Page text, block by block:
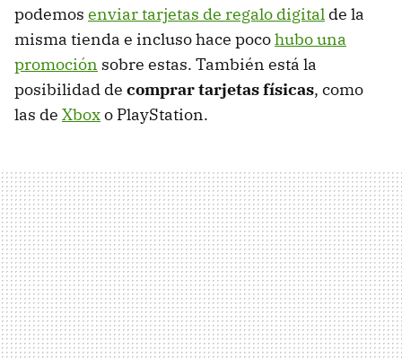
podemos enviar tarjetas de regalo digital de la
misma tienda e incluso hace pocohubo una
promoción sobre estas. También está la
posibilidad de comprar tarjetas físicas, como
las de Xboxo PlayStation.